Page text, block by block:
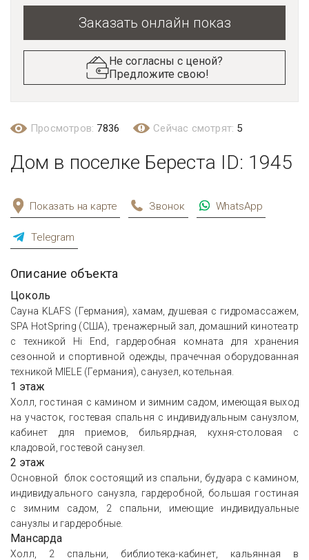
Заказать онлайн показ
Не согласны с ценой?
Предложите свою!
Просмотров: 7836 Сейчас смотрят: 5
Дом в поселке Береста ID: 1945
Показать на карте Звонок WhatsApp
Telegram
Описание объекта
Цоколь
Сауна KLAFS (Германия), хамам, душевая с гидромассажем,
SPA HotSpring (США), тренажерный зал, домашний кинотеатр
с техникой Hi End, гардеробная комната для хранения
сезонной и спортивной одежды, прачечная оборудованная
техникой MIELE (Германия), санузел, котельная.
1 этаж
Холл, гостиная с камином и зимним садом, имеющая выход
на участок, гостевая спальня с индивидуальным санузлом,
кабинет для приемов, бильярдная, кухня-столовая с
кладовой, гостевой санузел.
2 этаж
Основной блок состоящий из спальни, будуара с камином,
индивидуального санузла, гардеробной, большая гостиная
с зимним садом, 2 спальни, имеющие индивидуальные
санузлы и гардеробные.
Мансарда
Холл, 2 спальни, библиотека-кабинет, кальянная в